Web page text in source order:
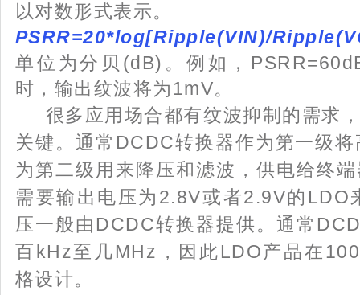
以对数形式表示。
PSRR=20*log[Ripple(VIN)/
单位为分贝(dB)。例如，
时，输出纹波将为1mV。
很多应用场合都有纹波抑制的需求
关键。通常DCDC转换器作为第一级
为第二级用来降压和滤波，供电给终
需要输出电压为2.8V或者2.9V的LDO
压一般由DCDC转换器提供。通常
百kHz至几MHz，因此LDO产品在
格设计。